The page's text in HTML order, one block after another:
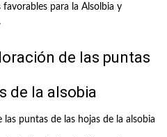
para la Alsolbia y
de las puntas
de la alsobia